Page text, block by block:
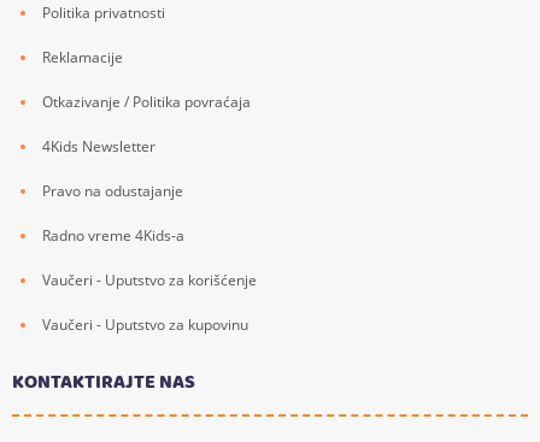
Politika privatnosti
Reklamacije
Otkazivanje / Politika povraćaja
4Kids Newsletter
Pravo na odustajanje
Radno vreme 4Kids-a
Vaučeri - Uputstvo za korišćenje
Vaučeri - Uputstvo za kupovinu
KONTAKTIRAJTE NAS